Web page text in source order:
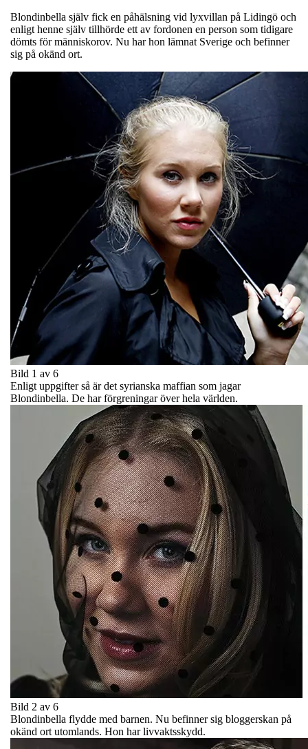
Blondinbella själv fick en påhälsning vid lyxvillan på Lidingö och
enligt henne själv tillhörde ett av fordonen en person som tidigare
dömts för människorov. Nu har hon lämnat Sverige och befinner
sig på okänd ort.
Bild 1 av 6
Enligt uppgifter så är det syrianska maffian som jagar
Blondinbella. De har förgreningar över hela världen.
Bild 2 av 6
Blondinbella flydde med barnen. Nu befinner sig bloggerskan på
okänd ort utomlands. Hon har livvaktsskydd.